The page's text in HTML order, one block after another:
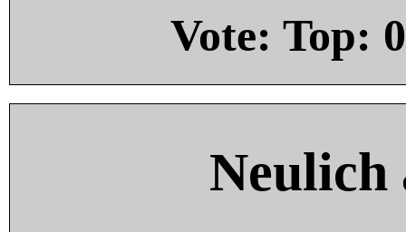
Vote: Top: 0
Neulich